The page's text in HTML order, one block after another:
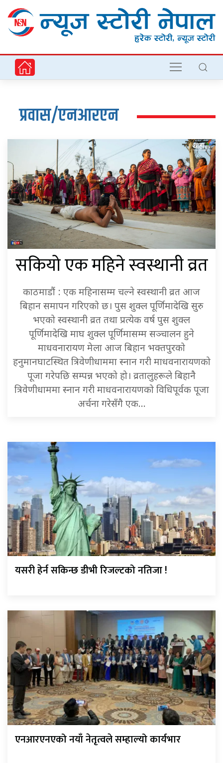
प्रवास/एनआरएन
सकियो एक महिने स्वस्थानी व्रत
काठमाडौं : एक महिनासम्म चल्ने स्वस्थानी व्रत आज
बिहान समापन गरिएको छ। पुस शुक्ल पूर्णिमादेखि सुरु
भएको स्वस्थानी व्रत तथा प्रत्येक वर्ष पुस शुक्ल
पूर्णिमादेखि माघ शुक्ल पूर्णिमासम्म सञ्चालन हुने
माधवनारायण मेला आज बिहान भक्तपुरको
हनुमानघाटस्थित त्रिवेणीधाममा स्नान गरी माधवनारायणको
पूजा गरेपछि सम्पन्न भएको हो। व्रतालुहरूले बिहानै
त्रिवेणीधाममा स्नान गरी माधवनारायणको विधिपूर्वक पूजा
अर्चना गरेसँगै एक…
यसरी हेर्न सकिन्छ डीभी रिजल्टको नतिजा !
एनआरएनएको नयाँ नेतृत्वले सम्हाल्यो कार्यभार